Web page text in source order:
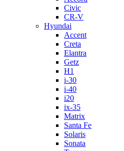
Civic
CR-V
Hyundai
Accent
Creta
Elantra
Getz
H1
i-30
i-40
i20
ix-35
Matrix
Santa Fe
Solaris
Sonata